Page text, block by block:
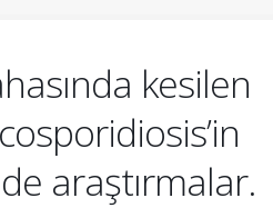
kesilen
araştırmalar.